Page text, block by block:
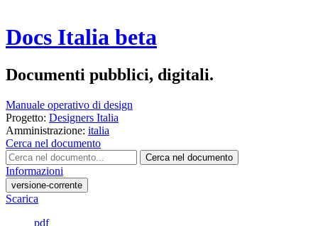
Docs Italia beta
Documenti pubblici, digitali.
Manuale operativo di design
Progetto: Designers Italia
Amministrazione: italia
Cerca nel documento
Cerca nel documento
Informazioni
versione-corrente
Scarica
pdf